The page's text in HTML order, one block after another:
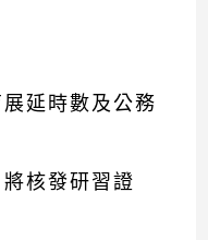
延時數及公務
核發研習證